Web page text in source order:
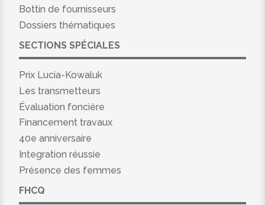
Bottin de fournisseurs
Dossiers thématiques
SECTIONS SPÉCIALES
Prix Lucia-Kowaluk
Les transmetteurs
Évaluation foncière
Financement travaux
40e anniversaire
Integration réussie
Présence des femmes
FHCQ